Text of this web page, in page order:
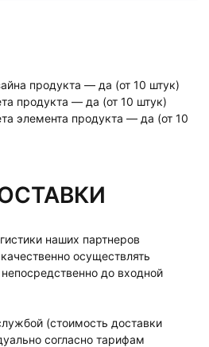
продукта — да (от 10 штук)
продукта — да (от 10 штук)
элемента продукта — да (от 10
наших партнеров
осуществлять
до входной
(стоимость доставки
согласно тарифам